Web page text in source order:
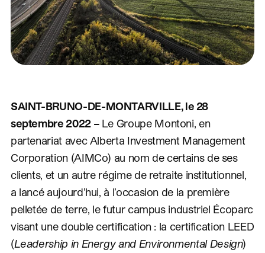
SAINT-BRUNO-DE-MONTARVILLE, le 28
septembre 2022 – Le Groupe Montoni, en
partenariat avec Alberta Investment Management
Corporation (AIMCo) au nom de certains de ses
clients, et un autre régime de retraite institutionnel,
a lancé aujourd’hui, à l’occasion de la première
pelletée de terre, le futur campus industriel Écoparc
visant une double certification : la certification LEED
(Leadership in Energy and Environmental Design)